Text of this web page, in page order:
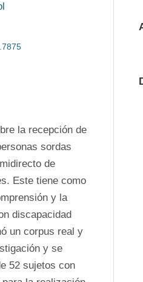
la recepción de
sordas
de
Este tiene como
y la
discapacidad
un corpus real y
y se
52 sujetos con